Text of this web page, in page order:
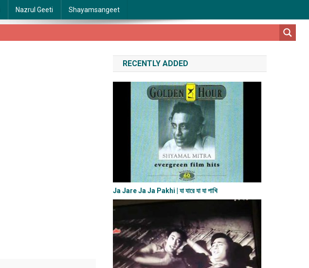
Nazrul Geeti Shayamsangeet
RECENTLY ADDED
Ja Jare Ja Ja Pakhi | যা যারে যা যা পাখি